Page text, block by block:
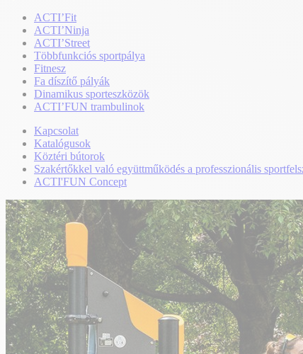
ACTI’Fit
ACTI’Ninja
ACTI’Street
Többfunkciós sportpálya
Fitnesz
Fa díszítő pályák
Dinamikus sporteszközök
ACTI’FUN trambulinok
Kapcsolat
Katalógusok
Köztéri bútorok
Szakértőkkel való együttműködés a professzionális
ACTI'FUN Concept